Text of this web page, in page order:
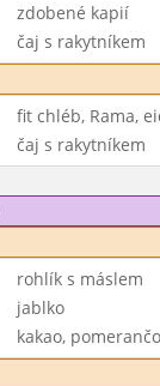
zdobené kapií
čaj s rakytníkem
fit chléb, Rama,
čaj s rakytníkem
rohlík s máslem
jablko
kakao,